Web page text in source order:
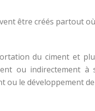
être créés partout
du ciment et
ou indirectement
ou le développement de